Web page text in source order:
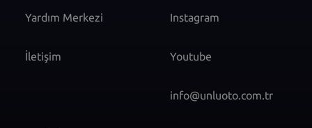
Yardım Merkezi
İletişim
Instagram
Youtube
info@unluoto.com.tr